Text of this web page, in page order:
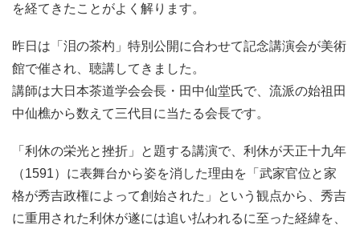
を経てきたことがよく解ります。
昨日は「泪の茶杓」特別公開に合わせて記念講演会が美術
館で催され、聴講してきました。
講師は大日本茶道学会会長・田中仙堂氏で、流派の始祖田
中仙樵から数えて三代目に当たる会長です。
「利休の栄光と挫折」と題する講演で、利休が天正十九年
（1591）に表舞台から姿を消した理由を「武家官位と家
格が秀吉政権によって創始された」という観点から、秀吉
に重用された利休が遂には追い払われるに至った経緯を、